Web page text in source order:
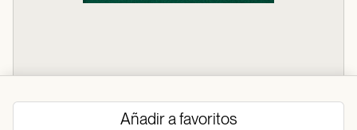
Añadir a favoritos